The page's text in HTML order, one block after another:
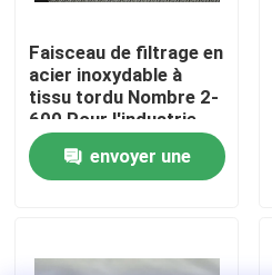
Nous contacter
Nouvelles
Fil tissé Mesh Screen
Faisceau de filtrage en
acier inoxydable à
tissu tordu Nombre 2-
600 Pour l'industrie
envoyer une